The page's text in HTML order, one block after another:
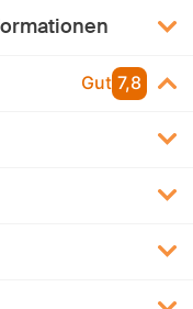
Gut 7,8